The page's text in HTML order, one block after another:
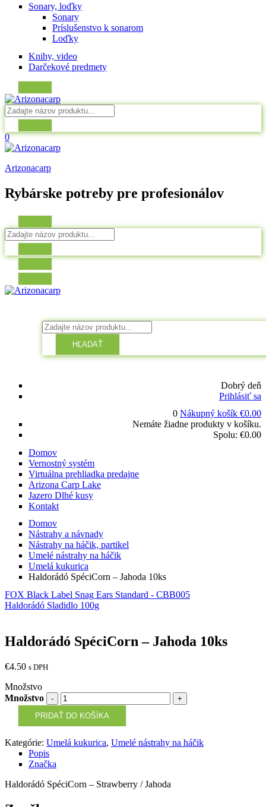
Sonary, loďky
Sonary
Príslušenstvo k sonarom
Loďky
Knihy, video
Darčekové predmety
0
Arizonacarp
Rybárske potreby pre profesionálov
HĽADAŤ
Dobrý deň
Prihlásiť sa
0 Nákupný košík €0.00
Nemáte žiadne produkty v košíku.
Spolu: €0.00
Domov
Vernostný systém
Virtuálna prehliadka predajne
Arizona Carp Lake
Jazero Dlhé kusy
Kontakt
Domov
Nástrahy a návnady
Nástrahy na háčik, partikel
Umelé nástrahy na háčik
Umelá kukurica
Haldorádó SpéciCorn – Jahoda 10ks
FOX Black Label Snag Ears Standard - CBB005
Haldorádó Sladidlo 100g
Haldorádó SpéciCorn – Jahoda 10ks
€4.50 s DPH
Množstvo
Množstvo
PRIDAŤ DO KOŠÍKA
Kategórie: Umelá kukurica, Umelé nástrahy na háčik
Popis
Značka
Haldorádó SpéciCorn – Strawberry / Jahoda